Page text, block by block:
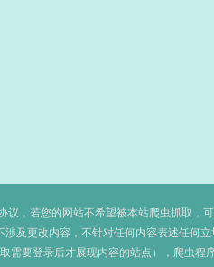
，若您的网站不希望被本站爬虫抓取，
及更改内容，不针对任何内容表述任何立
要登录后才展现内容的站点），爬虫程